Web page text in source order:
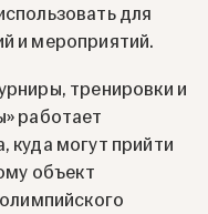
для
и мероприятий.
тренировки и
работает
куда могут прийти
объект